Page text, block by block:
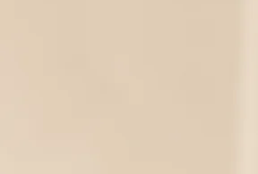
Naše darčeky inšpirujú. Zákazníci nás
Vytvorte niečo výnimočné v pár